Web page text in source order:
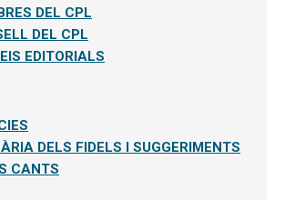
DEL CPL
DEL CPL
EDITORIALS
DELS FIDELS I SUGGERIMENTS
CANTS